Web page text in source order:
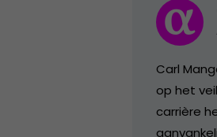
Carl
op het
carrière